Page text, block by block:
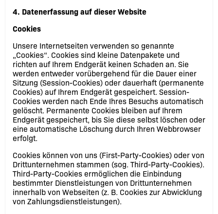
4. Datenerfassung auf dieser Website
Cookies
Unsere Internetseiten verwenden so genannte
„Cookies“. Cookies sind kleine Datenpakete und
richten auf Ihrem Endgerät keinen Schaden an. Sie
werden entweder vorübergehend für die Dauer einer
Sitzung (Session-Cookies) oder dauerhaft (permanente
Cookies) auf Ihrem Endgerät gespeichert. Session-
Cookies werden nach Ende Ihres Besuchs automatisch
gelöscht. Permanente Cookies bleiben auf Ihrem
Endgerät gespeichert, bis Sie diese selbst löschen oder
eine automatische Löschung durch Ihren Webbrowser
erfolgt.
Cookies können von uns (First-Party-Cookies) oder von
Drittunternehmen stammen (sog. Third-Party-Cookies).
Third-Party-Cookies ermöglichen die Einbindung
bestimmter Dienstleistungen von Drittunternehmen
innerhalb von Webseiten (z. B. Cookies zur Abwicklung
von Zahlungsdienstleistungen).